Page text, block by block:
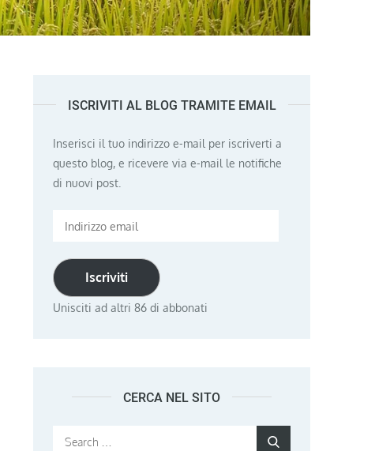
ISCRIVITI AL BLOG TRAMITE EMAIL
Inserisci il tuo indirizzo e-mail per iscriverti a
questo blog, e ricevere via e-mail le notifiche
di nuovi post.
Indirizzo
Iscriviti
Unisciti ad altri 86 di abbonati
CERCA NEL SITO
Search